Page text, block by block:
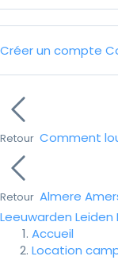
Créer un compte
Retour Comment
Retour Almere
Leeuwarden Leiden
Accueil
Location